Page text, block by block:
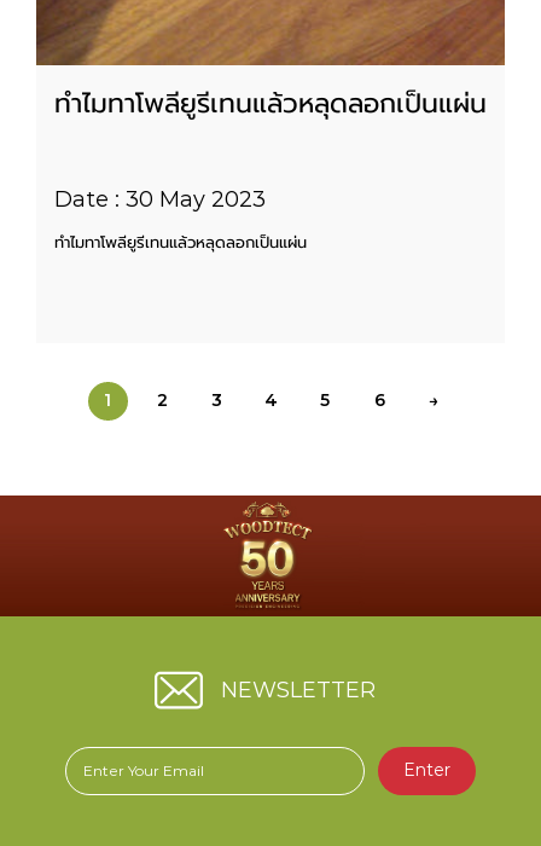
ทำไมทาโพลียูรีเทนแล้วหลุดลอกเป็นแผ่น
Date : 30 May 2023
ทำไมทาโพลียูรีเทนแล้วหลุดลอกเป็นแผ่น
1 2 3 4 5 6 →
NEWSLETTER
Enter